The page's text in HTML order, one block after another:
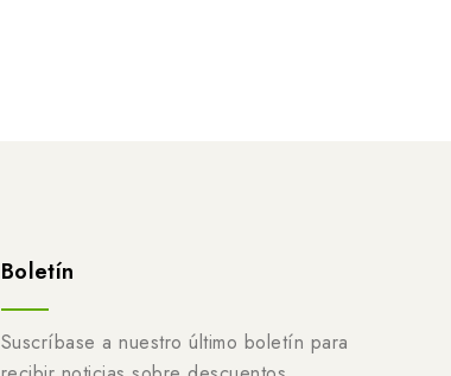
Boletín
Suscríbase a nuestro último boletín para